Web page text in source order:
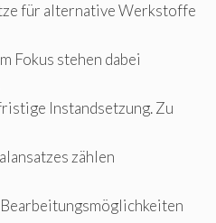
für alternative Werkstoffe
Fokus stehen dabei
Instandsetzung. Zu
zählen